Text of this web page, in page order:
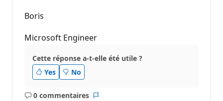
Boris
Microsoft Engineer
Cette réponse a-t-elle été utile ?
Yes
No
0 commentaires